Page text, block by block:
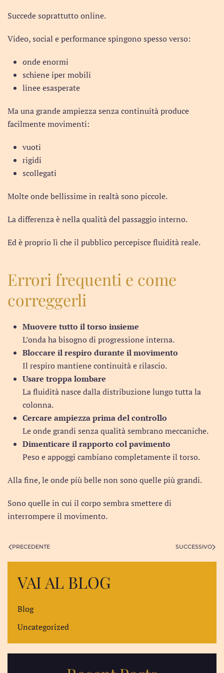
Succede soprattutto online.
Video, social e performance spingono spesso verso:
onde enormi
schiene iper mobili
linee esasperate
Ma una grande ampiezza senza continuità produce
facilmente movimenti:
vuoti
rigidi
scollegati
Molte onde bellissime in realtà sono piccole.
La differenza è nella qualità del passaggio interno.
Ed è proprio lì che il pubblico percepisce fluidità reale.
Errori frequenti e come
correggerli
Muovere tutto il torso insieme
L’onda ha bisogno di progressione interna.
Bloccare il respiro durante il movimento
Il respiro mantiene continuità e rilascio.
Usare troppa lombare
La fluidità nasce dalla distribuzione lungo tutta la
colonna.
Cercare ampiezza prima del controllo
Le onde grandi senza qualità sembrano meccaniche.
Dimenticare il rapporto col pavimento
Peso e appoggi cambiano completamente il torso.
Alla fine, le onde più belle non sono quelle più grandi.
Sono quelle in cui il corpo sembra smettere di
interrompere il movimento.
PRECEDENTE SUCCESSIVO
VAI AL BLOG
Blog
Uncategorized